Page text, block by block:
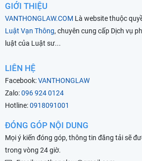
GIỚI THIỆU
VANTHONGLAW.COM Là website thuộc
Luật Vạn Thông, chuyên cung cấp Dịch vụ
luật của Luật sư...
LIÊN HỆ
Facebook:VANTHONGLAW
Zalo:096 924 0124
Hotline:0918091001
ĐÓNG GÓP NỘI DUNG
Mọi ý kiến đóng góp, thông tin đăng tải sẽ
trong vòng 24 giờ.